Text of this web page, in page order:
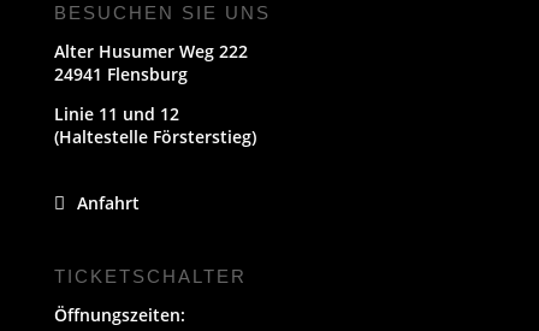
BESUCHEN SIE UNS
Alter Husumer Weg 222
24941 Flensburg
Linie 11 und 12
(Haltestelle Försterstieg)
Anfahrt
TICKETSCHALTER
Öffnungszeiten: